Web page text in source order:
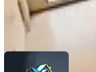
Evin Bizde Garanti